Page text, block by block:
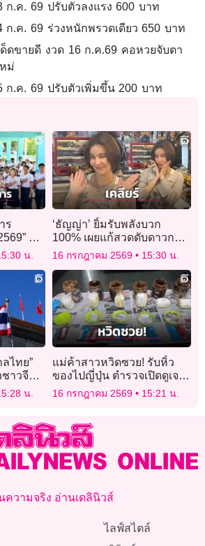
ก.ค. 69 ปรับตัวลงแรง 600 บาท
ก.ค. 69 ร่วงหนักพรวดเดียว 650 บาท
ด็ดขายดี งวด 16 ก.ค.69 คอหวยจับตา
ม่
ก.ค. 69 ปรับตัวเพิ่มขึ้น 200 บาท
ร
ณ
รี
น.
‘ธัญญ่า’ ยิ้มรับพลังบวก
100% เผยแก้สวดดับดาวกาลี-
เสริมดาวศรี ตอบสถานะ
แหวนแต่งงานสุดพีค!
16 กรกฎาคม 2569 15:30 น.
ไทย”
ชาวจีน
น.
แม่ค้าสาวหวิดซวย! รับหิ้ว
ของไปญี่ปุ่น ตำรวจเปิดดูเจอ
ไอซ์ 2 โลซ่อนในมะขาม
16 กรกฎาคม 2569 15:21 น.
ความจริง อ่านเดลินิวส์
ไลฟ์สไตล์